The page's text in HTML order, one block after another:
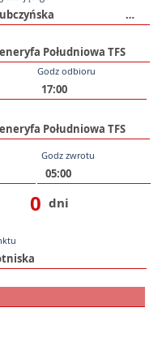
Godz odbioru
Godz zwrotu
0 dni